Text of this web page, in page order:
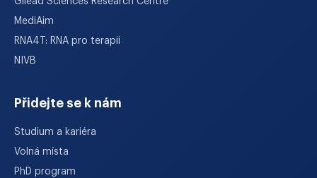
MediAim
RNA4T: RNA pro terapii
NIVB
Přidejte se k nám
Studium a kariéra
Volná místa
PhD program